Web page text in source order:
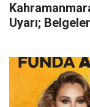
Uyarı;